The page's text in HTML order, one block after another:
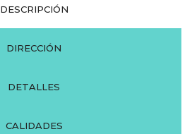
DESCRIPCIÓN
DIRECCIÓN
DETALLES
CALIDADES